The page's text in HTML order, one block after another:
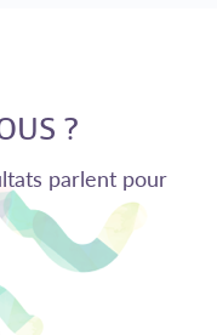
?
parlent pour